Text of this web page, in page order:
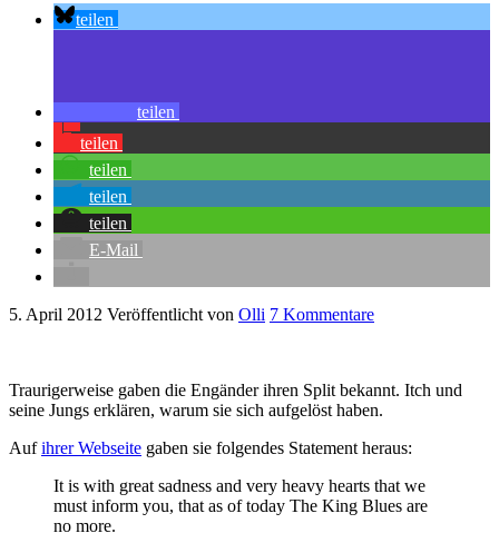
teilen
teilen
teilen
teilen
teilen
teilen
E-Mail
5. April 2012 Veröffentlicht von Olli 7 Kommentare
Traurigerweise gaben die Engänder ihren Split bekannt. Itch und
seine Jungs erklären, warum sie sich aufgelöst haben.
Aufihrer Webseite gaben sie folgendes Statement heraus:
It is with great sadness and very heavy hearts that we
must inform you, that as of today The King Blues are
no more.